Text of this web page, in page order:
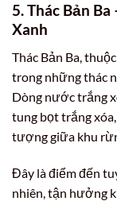
5. Thác Bản
Xanh
Thác Bản Ba,
trong những thác
Dòng nước trắng
tung bọt trắng
tượng giữa khu
Đây là điểm đến
nhiên, tận hưởng